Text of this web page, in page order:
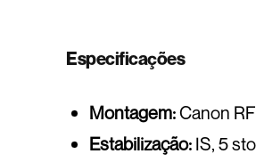
Especificações
Montagem:Canon RF
Estabilização: IS, 5